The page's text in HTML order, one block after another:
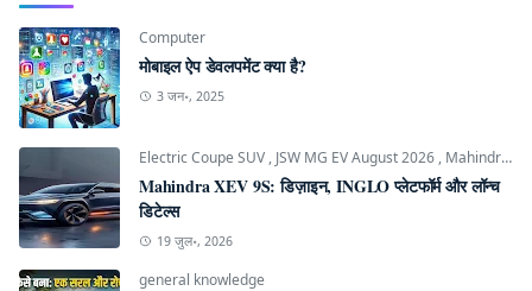
Computer
मोबाइल ऐप डेवलपमेंट क्या है?
3 जन॰, 2025
Electric Coupe SUV , JSW MG EV August 2026 , Mahindra INGLO Platform
Mahindra XEV 9S: डिज़ाइन, INGLO प्लेटफॉर्म और लॉन्च
डिटेल्स
19 जुल॰, 2026
general knowledge